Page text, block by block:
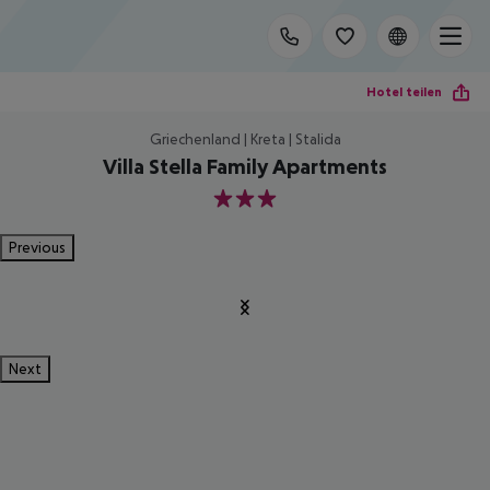
Hotel teilen
Griechenland | Kreta | Stalida
Villa Stella Family Apartments
3
Previous
Next